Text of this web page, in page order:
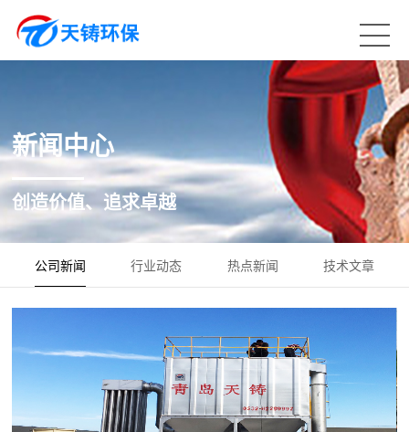
新闻中心
创造价值、追求卓越
公司新闻 行业动态 热点新闻 技术文章